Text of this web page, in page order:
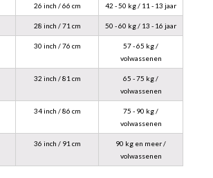
26 inch / 66 cm 42 - 50 kg / 11 - 13 jaar
28 inch / 71 cm 50 - 60 kg / 13 - 16 jaar
30 inch / 76 cm
57 - 65 kg /
volwassenen
32 inch / 81 cm
65 - 75 kg /
volwassenen
34 inch / 86 cm
75 - 90 kg /
volwassenen
36 inch / 91 cm
90 kg en meer /
volwassenen